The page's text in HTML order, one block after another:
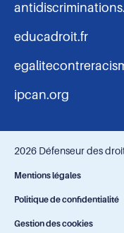
educadroit.fr
ipcan.org
2026 Défenseur des
-
Mentions légales
Politique de confidentialité
Gestion des cookies